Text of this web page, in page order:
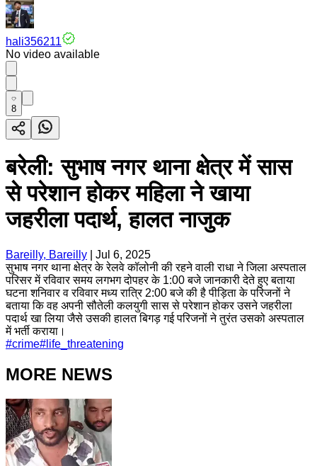
hali356211
No video available
8
बरेली: सुभाष नगर थाना क्षेत्र में सास
से परेशान होकर महिला ने खाया
जहरीला पदार्थ, हालत नाजुक
Bareilly, Bareilly
Jul 6, 2025
सुभाष नगर थाना क्षेत्र के रेलवे कॉलोनी की रहने वाली राधा ने जिला अस्पताल
परिसर में रविवार समय लगभग दोपहर के 1:00 बजे जानकारी देते हुए बताया
घटना शनिवार व रविवार मध्य रात्रि 2:00 बजे की है पीड़िता के परिजनों ने
बताया कि वह अपनी सौतेली कलयुगी सास से परेशान होकर उसने जहरीला
पदार्थ खा लिया जैसे उसकी हालत बिगड़ गई परिजनों ने तुरंत उसको अस्पताल
में भर्ती कराया।
#crime# life_threatening
MORE NEWS